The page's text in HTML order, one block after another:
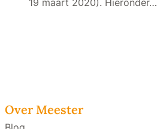
Over Meester